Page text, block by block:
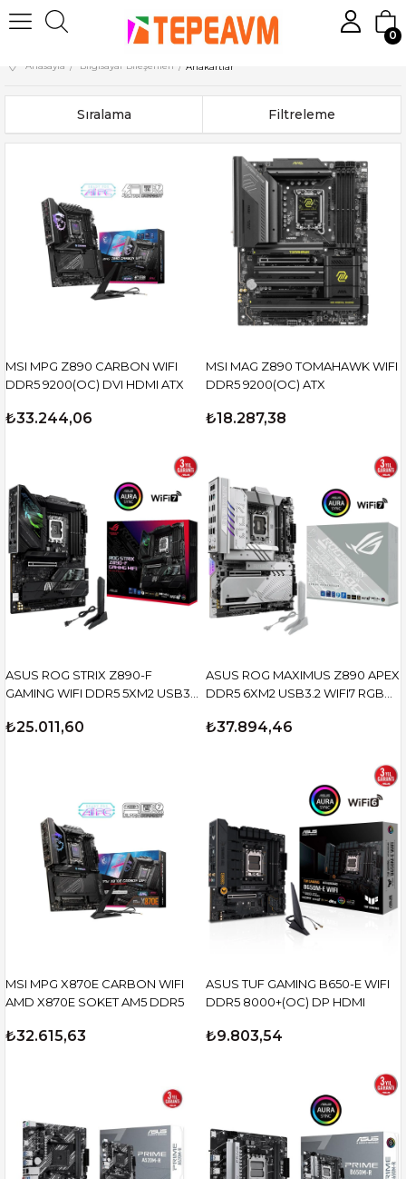
0
Anasayfa Bilgisayar Bileşenleri Anakartlar
Filtreleme
Sıralama
MSI MPG Z890 CARBON WIFI
DDR5 9200(OC) DVI HDMI ATX
₺33.244,06
MSI MAG Z890 TOMAHAWK WIFI
DDR5 9200(OC) ATX
₺18.287,38
ASUS ROG STRIX Z890-F
GAMING WIFI DDR5 5XM2 USB3.2
₺25.011,60
ASUS ROG MAXIMUS Z890 APEX
DDR5 6XM2 USB3.2 WIFI7 RGB
₺37.894,46
MSI MPG X870E CARBON WIFI
AMD X870E SOKET AM5 DDR5
₺32.615,63
ASUS TUF GAMING B650-E WIFI
DDR5 8000+(OC) DP HDMI
₺9.803,54